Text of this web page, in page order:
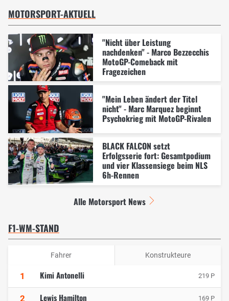
MOTORSPORT-AKTUELL
"Nicht über Leistung
nachdenken" - Marco Bezzecchis
MotoGP-Comeback mit
Fragezeichen
"Mein Leben ändert der Titel
nicht" - Marc Marquez beginnt
Psychokrieg mit MotoGP-Rivalen
BLACK FALCON setzt
Erfolgsserie fort: Gesamtpodium
und vier Klassensiege beim NLS
6h-Rennen
Alle Motorsport News
F1-WM-STAND
Fahrer Konstrukteure
1 Kimi Antonelli 219 P
2 Lewis Hamilton 169 P